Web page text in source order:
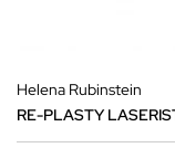
Helena Rubinstein
RE-PLASTY